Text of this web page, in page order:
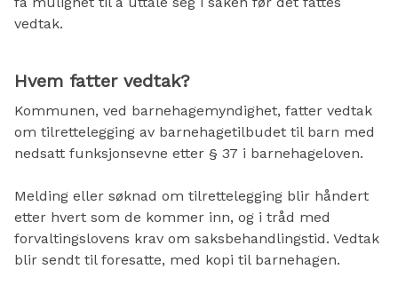
vedtak.
Hvem fatter vedtak?
Kommunen, ved barnehagemyndighet, fatter vedtak
om tilrettelegging av barnehagetilbudet til barn med
nedsatt funksjonsevne etter § 37 i barnehageloven.
Melding eller søknad om tilrettelegging blir håndert
etter hvert som de kommer inn, og i tråd med
forvaltingslovens krav om saksbehandlingstid. Vedtak
blir sendt til foresatte, med kopi til barnehagen.